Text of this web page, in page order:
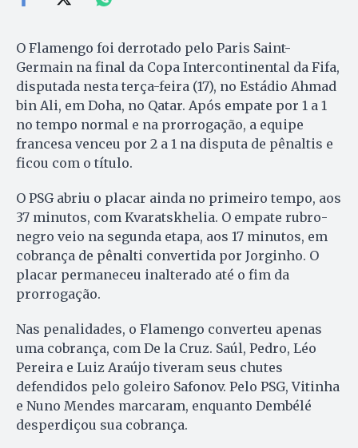
O Flamengo foi derrotado pelo Paris Saint-
Germain na final da Copa Intercontinental da Fifa,
disputada nesta terça-feira (17), no Estádio Ahmad
bin Ali, em Doha, no Qatar. Após empate por 1 a 1
no tempo normal e na prorrogação, a equipe
francesa venceu por 2 a 1 na disputa de pênaltis e
ficou com o título.
O PSG abriu o placar ainda no primeiro tempo, aos
37 minutos, com Kvaratskhelia. O empate rubro-
negro veio na segunda etapa, aos 17 minutos, em
cobrança de pênalti convertida por Jorginho. O
placar permaneceu inalterado até o fim da
prorrogação.
Nas penalidades, o Flamengo converteu apenas
uma cobrança, com De la Cruz. Saúl, Pedro, Léo
Pereira e Luiz Araújo tiveram seus chutes
defendidos pelo goleiro Safonov. Pelo PSG, Vitinha
e Nuno Mendes marcaram, enquanto Dembélé
desperdiçou sua cobrança.